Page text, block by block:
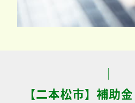
【二本松市】補助